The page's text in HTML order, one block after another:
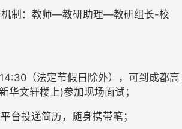
机制：教师—教研助理—教研组长-校
（法定节假日除外），可到成都高
华文轩楼上)参加现场面试；
台投递简历，随身携带笔；